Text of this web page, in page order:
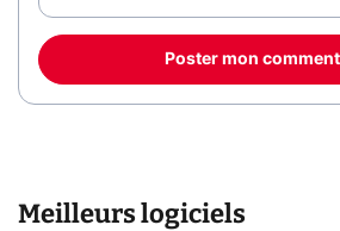
Poster mon
Meilleurs logiciels